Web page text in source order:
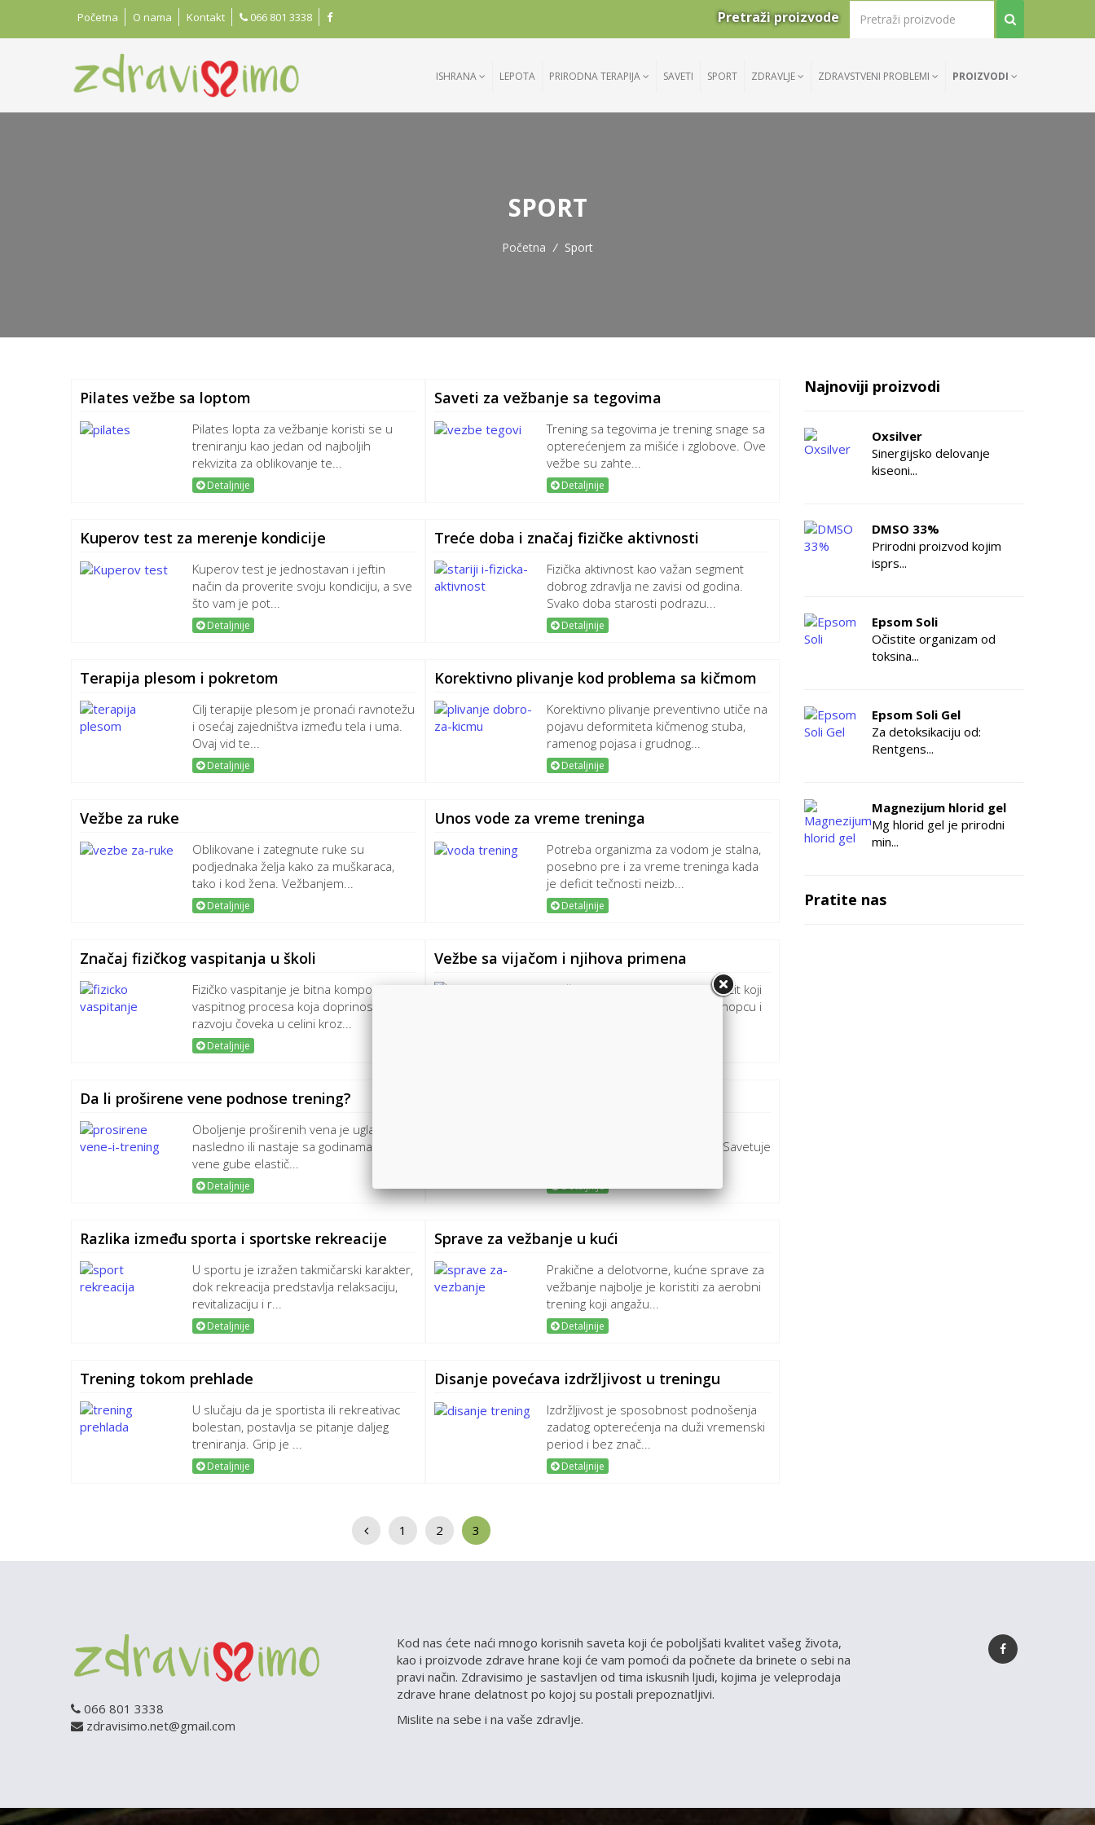
Početna O nama Kontakt 066 801 3338 Pretraži proizvode
ISHRANA LEPOTA PRIRODNA TERAPIJA SAVETI SPORT ZDRAVLJE ZDRAVSTVENI PROBLEMI PROIZVODI
SPORT
Početna / Sport
Pilates vežbe sa loptom
Pilates lopta za vežbanje koristi se u
treniranju kao jedan od najboljih
rekvizita za oblikovanje te...
Detaljnije
Saveti za vežbanje sa tegovima
Trening sa tegovima je trening snage sa
opterećenjem za mišiće i zglobove. Ove
vežbe su zahte...
Detaljnije
Kuperov test za merenje kondicije
Kuperov test je jednostavan i jeftin
način da proverite svoju kondiciju, a sve
što vam je pot...
Detaljnije
Treće doba i značaj fizičke aktivnosti
Fizička aktivnost kao važan segment
dobrog zdravlja ne zavisi od godina.
Svako doba starosti podrazu...
Detaljnije
Terapija plesom i pokretom
Cilj terapije plesom je pronaći ravnotežu
i osećaj zajedništva između tela i uma.
Ovaj vid te...
Detaljnije
Korektivno plivanje kod problema sa kičmom
Korektivno plivanje preventivno utiče na
pojavu deformiteta kičmenog stuba,
ramenog pojasa i grudnog...
Detaljnije
Vežbe za ruke
Oblikovane i zategnute ruke su
podjednaka želja kako za muškaraca,
tako i kod žena. Vežbanjem...
Detaljnije
Unos vode za vreme treninga
Potreba organizma za vodom je stalna,
posebno pre i za vreme treninga kada
je deficit tečnosti neizb...
Detaljnije
Značaj fizičkog vaspitanja u školi
Fizičko vaspitanje je bitna komponenta
vaspitnog procesa koja doprinosi
razvoju čoveka u celini kroz...
Detaljnije
Vežbe sa vijačom i njihova primena
Vijača je popularan sportski rekvizit koji
se lako konroliše zahvaljujući konopcu i
Da li proširene vene podnose trening?
Oboljenje proširenih vena je uglavnom
nasledno ili nastaje sa godinama kada
vene gube elastič...
Detaljnije
rekreacijom i načinom kretanja. Savetuje
Detaljnije
Razlika između sporta i sportske rekreacije
U sportu je izražen takmičarski karakter,
dok rekreacija predstavlja relaksaciju,
revitalizaciju i r...
Detaljnije
Sprave za vežbanje u kući
Prakične a delotvorne, kućne sprave za
vežbanje najbolje je koristiti za aerobni
trening koji angažu...
Detaljnije
Trening tokom prehlade
U slučaju da je sportista ili rekreativac
bolestan, postavlja se pitanje daljeg
treniranja. Grip je ...
Detaljnije
Disanje povećava izdržljivost u treningu
Izdržljivost je sposobnost podnošenja
zadatog opterećenja na duži vremenski
period i bez znač...
Detaljnije
1 2 3
Najnoviji proizvodi
Oxsilver
Sinergijsko delovanje
kiseoni...
DMSO 33%
Prirodni proizvod kojim
isprs...
Epsom Soli
Očistite organizam od
toksina...
Epsom Soli Gel
Za detoksikaciju od:
Rentgens...
Magnezijum hlorid gel
Mg hlorid gel je prirodni
min...
Pratite nas
066 801 3338
zdravisimo.net@gmail.com
Kod nas ćete naći mnogo korisnih saveta koji će poboljšati kvalitet vašeg života,
kao i proizvode zdrave hrane koji će vam pomoći da počnete da brinete o sebi na
pravi način. Zdravisimo je sastavljen od tima iskusnih ljudi, kojima je veleprodaja
zdrave hrane delatnost po kojoj su postali prepoznatljivi.
Mislite na sebe i na vaše zdravlje.